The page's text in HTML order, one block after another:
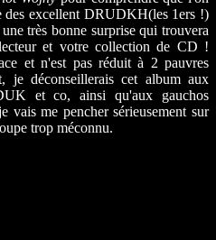
des excellent DRUDKH(les 1ers !)
très bonne surprise qui trouvera
et votre collection de CD !
et n'est pas réduit à 2 pauvres
je déconseillerais cet album aux
et co, ainsi qu'aux gauchos
vais me pencher sérieusement sur
trop méconnu.